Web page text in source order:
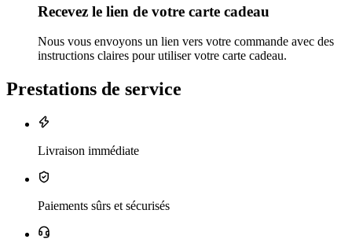
Recevez le lien de votre carte cadeau
Nous vous envoyons un lien vers votre commande avec des
instructions claires pour utiliser votre carte cadeau.
Prestations de service
Livraison immédiate
Paiements sûrs et sécurisés